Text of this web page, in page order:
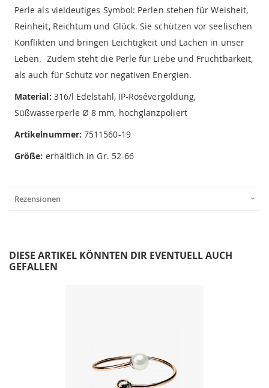
Perle als vieldeutiges Symbol: Perlen stehen für Weisheit,
Reinheit, Reichtum und Glück. Sie schützen vor seelischen
Konflikten und bringen Leichtigkeit und Lachen in unser
Leben. Zudem steht die Perle für Liebe und Fruchtbarkeit,
als auch für Schutz vor negativen Energien.
Material: 316/l Edelstahl, IP-Rosévergoldung,
Süßwasserperle Ø 8 mm, hochglanzpoliert
Artikelnummer:7511560-19
Größe: erhältlich in Gr. 52-66
Rezensionen
DIESE ARTIKEL KÖNNTEN DIR EVENTUELL AUCH
GEFALLEN